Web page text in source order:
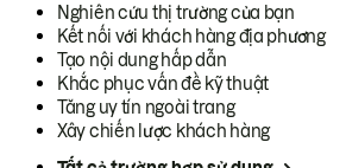
Nghiên cứu thị trường của bạn
Kết nối với khách hàng địa phương
Tạo nội dung hấp dẫn
Khắc phục vấn đề kỹ thuật
Tăng uy tín ngoài trang
Xây chiến lược khách hàng